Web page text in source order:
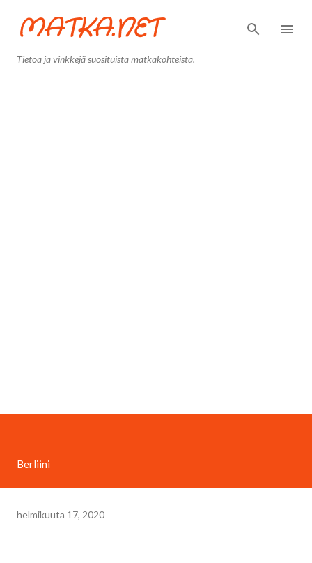
Siirry pääsisältöön
MATKA.NET
Tietoa ja vinkkejä suosituista matkakohteista.
Berliini
helmikuuta 17, 2020